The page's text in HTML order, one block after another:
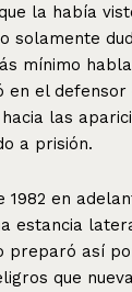
la había
solamente
mínimo
en el defensor
las
a prisión.
1982 en
estancia
preparó así
que